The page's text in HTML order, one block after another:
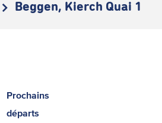
Beggen, Kierch Quai 1
Prochains
départs